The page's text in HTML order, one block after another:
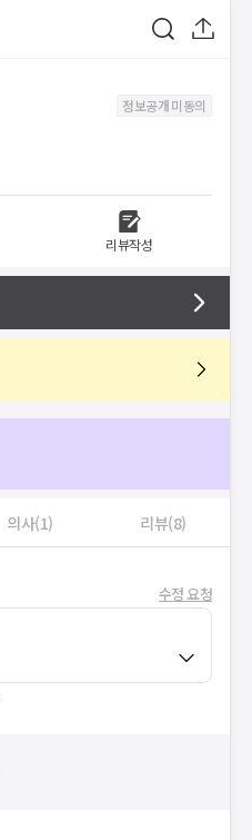
정보공개 미동의
리뷰작성
의사(1) 리뷰(8)
수정 요청